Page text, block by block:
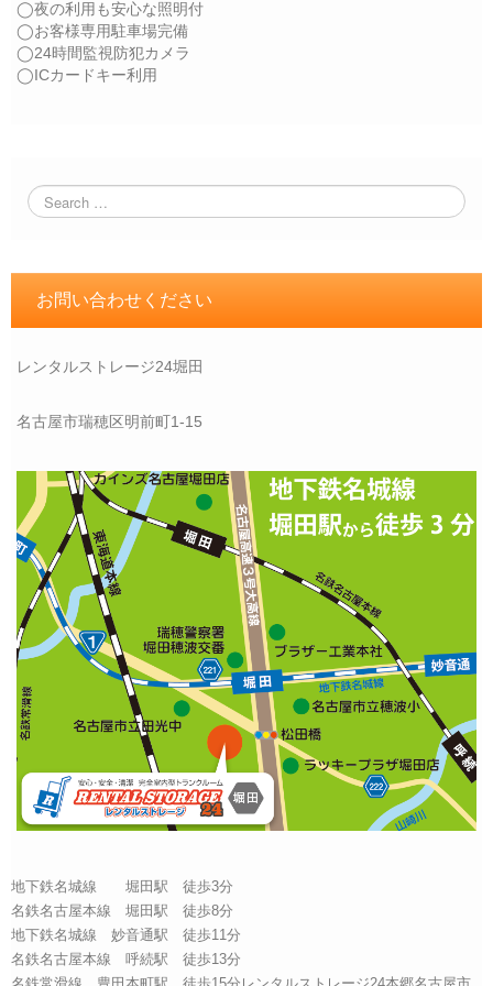
◯夜の利用も安心な照明付
◯お客様専用駐車場完備
◯24時間監視防犯カメラ
◯ICカードキー利用
お問い合わせください
レンタルストレージ24堀田
名古屋市瑞穂区明前町1-15
地下鉄名城線 堀田駅 徒歩3分
名鉄名古屋本線 堀田駅 徒歩8分
地下鉄名城線 妙音通駅 徒歩11分
名鉄名古屋本線 呼続駅 徒歩13分